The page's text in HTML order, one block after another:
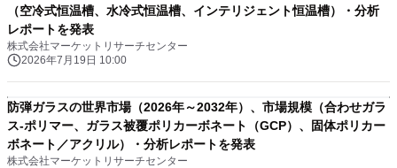
（空冷式恒温槽、水冷式恒温槽、インテリジェント恒温槽）・分析
レポートを発表
株式会社マーケットリサーチセンター
2026年7月19日 10:00
防弾ガラスの世界市場（2026年～2032年）、市場規模（合わせガラ
ス-ポリマー、ガラス被覆ポリカーボネート（GCP）、固体ポリカー
ボネート／アクリル）・分析レポートを発表
株式会社マーケットリサーチセンター